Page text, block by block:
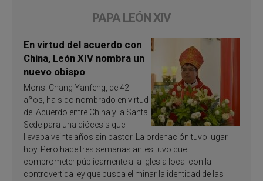
PAPA LEÓN XIV
En virtud del acuerdo con
China, León XIV nombra un
nuevo obispo
Mons. Chang Yanfeng, de 42
años, ha sido nombrado en virtud
del Acuerdo entre China y la Santa
Sede para una diócesis que
llevaba veinte años sin pastor. La ordenación tuvo lugar
hoy. Pero hace tres semanas antes tuvo que
comprometer públicamente a la Iglesia local con la
controvertida ley que busca eliminar la identidad de las